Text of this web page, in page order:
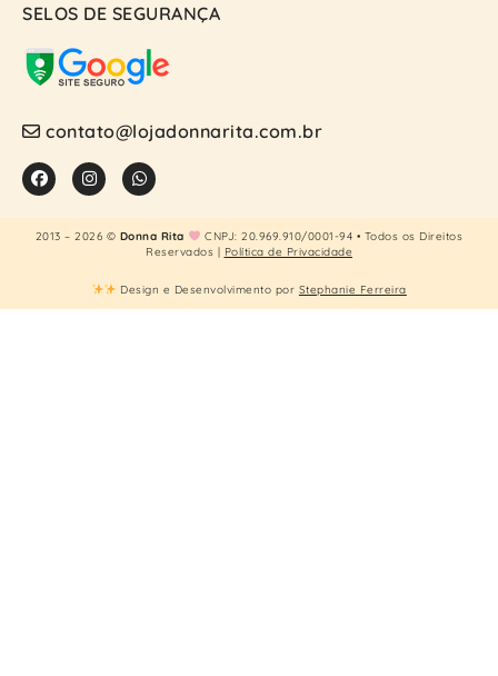
SELOS DE SEGURANÇA
contato@lojadonnarita.com.br
2013 – 2026 © Donna Rita
CNPJ: 20.969.910/0001-94 • Todos os Direitos
Reservados | Política de Privacidade
Design e Desenvolvimento por Stephanie Ferreira